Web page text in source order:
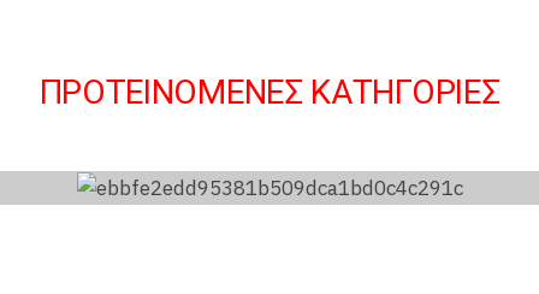
ΠΡΟΤΕΙΝΟΜΕΝΕΣ ΚΑΤΗΓΟΡΙΕΣ